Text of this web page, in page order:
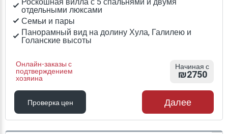
отдельными люксами
Семьи и пары
Панорамный вид на долину Хула, Галилею и
Голанские высоты
Онлайн-заказы с
подтверждением
хозяина
Начиная с
₪2750
Проверка цен
Проверка цен
Далее